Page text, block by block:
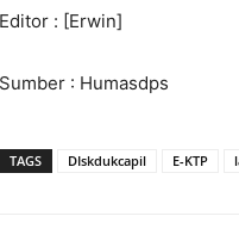
Editor : [Erwin]
Sumber : Humasdps
TAGS DIskdukcapil E-KTP